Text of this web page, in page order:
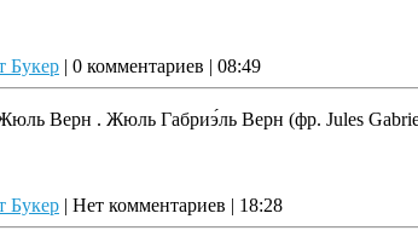
Букер | 0 комментариев | 08:49
Верн . Жюль Габриэ́ль Верн (фр. Jules
Букер | Нет комментариев | 18:28